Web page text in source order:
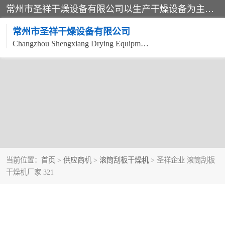
常州市圣祥干燥设备有限公司以生产干燥设备为主导产品，提供：干燥设备、干燥机、混合机、气流干燥机、烘箱、热风循环烘箱、沸腾干燥机、烘干机、喷雾干燥机等产品的生产、制造与销售服务。
常州市圣祥干燥设备有限公司
Changzhou Shengxiang Drying Equipment Co. , Ltd.
当前位置： 首页 > 供应商机 > 滚筒刮板干燥机 > 圣祥企业 滚筒刮板
干燥机厂家 321